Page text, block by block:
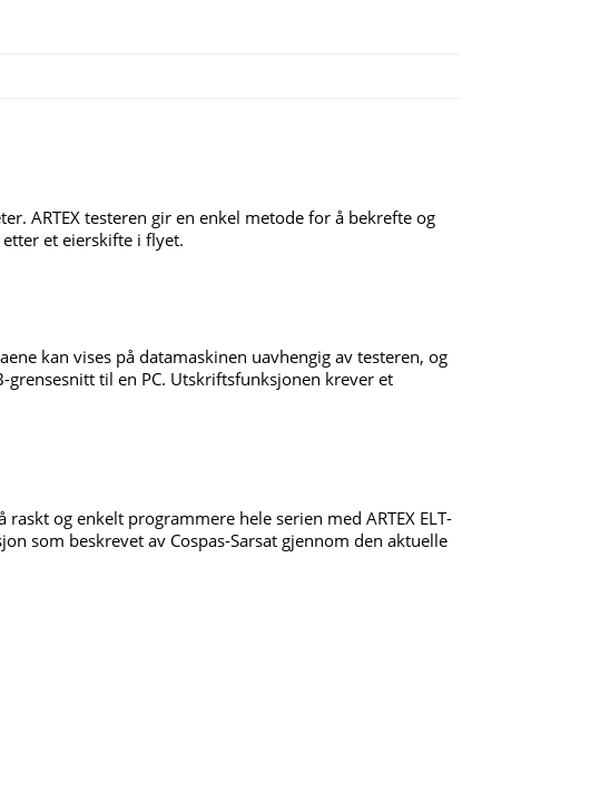
ARTEX testeren gir en enkel metode for å bekrefte og
et eierskifte i flyet.
kan vises på datamaskinen uavhengig av testeren, og
til en PC. Utskriftsfunksjonen krever et
og enkelt programmere hele serien med ARTEX ELT-
som beskrevet av Cospas-Sarsat gjennom den aktuelle